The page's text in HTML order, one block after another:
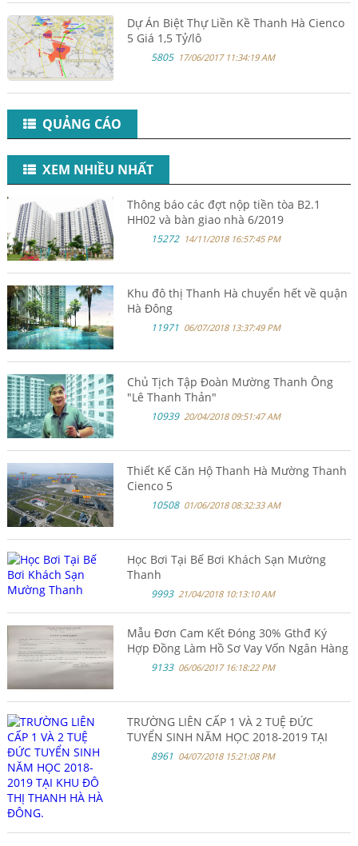
Dự Án Biệt Thự Liền Kề Thanh Hà Cienco
5 Giá 1,5 Tỷ/lô
5805 17/06/2017 11:34:19 AM
QUẢNG CÁO
XEM NHIỀU NHẤT
Thông báo các đợt nộp tiền tòa B2.1
HH02 và bàn giao nhà 6/2019
15272 14/11/2018 16:57:45 PM
Khu đô thị Thanh Hà chuyển hết về quận
Hà Đông
11971 06/07/2018 13:37:49 PM
Chủ Tịch Tập Đoàn Mường Thanh Ông
"Lê Thanh Thản"
10939 20/04/2018 09:51:47 AM
Thiết Kế Căn Hộ Thanh Hà Mường Thanh
Cienco 5
10508 01/06/2018 08:32:33 AM
Học Bơi Tại Bế Bơi Khách Sạn Mường
Thanh
9993 21/04/2018 10:13:10 AM
Mẫu Đơn Cam Kết Đóng 30% Gthđ Ký
Hợp Đồng Làm Hồ Sơ Vay Vốn Ngân Hàng
9133 06/06/2017 16:18:22 PM
TRƯỜNG LIÊN CẤP 1 VÀ 2 TUỆ ĐỨC
TUYỂN SINH NĂM HỌC 2018-2019 TẠI
KHU ĐÔ THỊ THANH HÀ HÀ ĐÔNG.
8961 04/07/2018 15:21:08 PM